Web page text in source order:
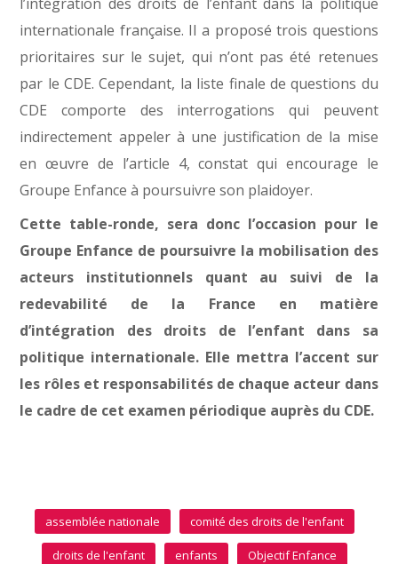
internationale française. Il a proposé trois questions
prioritaires sur le sujet, qui n’ont pas été retenues
par le CDE. Cependant, la liste finale de questions du
CDE comporte des interrogations qui peuvent
indirectement appeler à une justification de la mise
en œuvre de l’article 4, constat qui encourage le
Groupe Enfance à poursuivre son plaidoyer.
Cette table-ronde, sera donc l’occasion pour le
Groupe Enfance de poursuivre la mobilisation des
acteurs institutionnels quant au suivi de la
redevabilité de la France en matière
d’intégration des droits de l’enfant dans sa
politique internationale. Elle mettra l’accent sur
les rôles et responsabilités de chaque acteur dans
le cadre de cet examen périodique auprès du CDE.
assemblée nationale comité des droits de l'enfant
droits de l'enfant enfants Objectif Enfance